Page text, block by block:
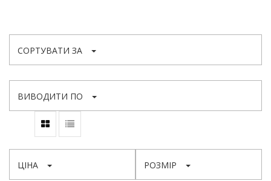
СОРТУВАТИ ЗА
ВИВОДИТИ ПО
ЦІНА РОЗМІР